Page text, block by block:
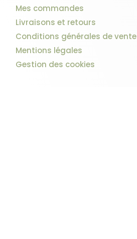
Mes commandes
Livraisons et retours
Conditions générales de vente
Mentions légales
Gestion des cookies